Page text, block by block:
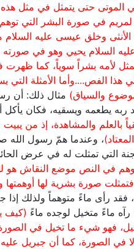
الموتى حتى يتمثل في مثل هذه
لمريم في صورة البشر التي
الأنثى وخلق عيسى عليه السلام
السلام يحيي وهو في صورته
تمثل لأمه بشراً سوياً، كما
هذا الفص....وأما الأمثلة التي
والسياق) مثال ذلك: أن
يطعمه ويسقيه، فكان يأكل
بالعلم والمشاهدة، إذ من
، وعندما همّ رسول الله
التي تمثلت له في عرض
في النص موضع النقاش هو
صورة بشرية لها أوهمتها
فقد رأى ماءً متوهماً ولذلك إذا
رآه ماءً متخيل لوجده ماءً (كيف
فهو شيء ما تخيل في الصورة
في الصورة، كما أن جبريل